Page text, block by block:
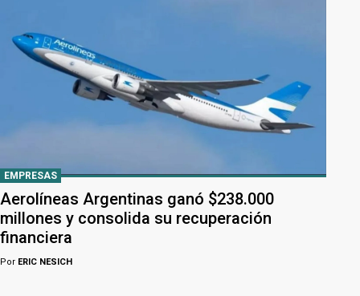
EMPRESAS
Aerolíneas Argentinas ganó $238.000
millones y consolida su recuperación
financiera
Por ERIC NESICH